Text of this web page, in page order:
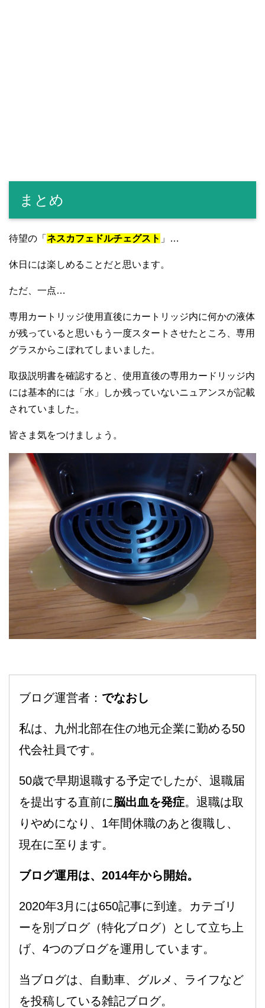
まとめ
待望の「 ネスカフェドルチェグスト 」…
休日には楽しめることだと思います。
ただ、一点…
専用カートリッジ使用直後にカートリッジ内に何かの液体
が残っていると思いもう一度スタートさせたところ、専用
グラスからこぼれてしまいました。
取扱説明書を確認すると、使用直後の専用カードリッジ内
には基本的には「水」しか残っていないニュアンスが記載
されていました。
皆さま気をつけましょう。
ブログ運営者： でなおし
私は、九州北部在住の地元企業に勤める50
代会社員です。
50歳で早期退職する予定でしたが、退職届
を提出する直前に脳出血を発症。退職は取
りやめになり、1年間休職のあと復職し、
現在に至ります。
ブログ運用は、2014年から開始。
2020年3月には650記事に到達。カテゴリ
ーを別ブログ（特化ブログ）として立ち上
げ、4つのブログを運用しています。
当ブログは、自動車、グルメ、ライフなど
を投稿している雑記ブログ。